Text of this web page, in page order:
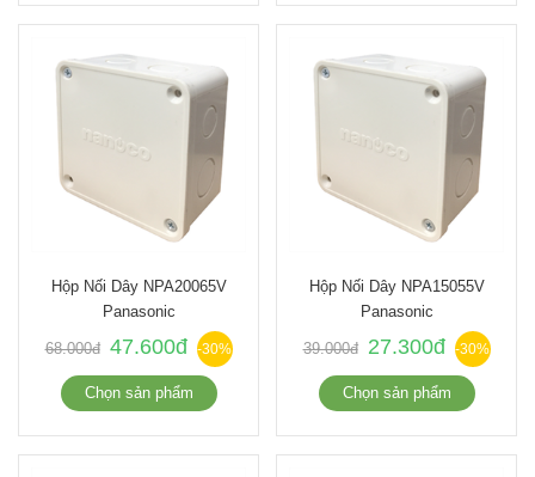
Hộp Nối Dây NPA20065V
Panasonic
68.000đ 47.600đ -30%
Chọn sản phẩm
Hộp Nối Dây NPA15055V
Panasonic
39.000đ 27.300đ -30%
Chọn sản phẩm